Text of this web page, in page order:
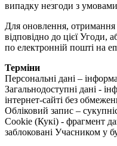
випадку незгоди з
Для оновлення, отримання
відповідно до цієї Угоди,
по електронній пошті на
Терміни
Персональні дані –
Загальнодоступні дані -
інтернет-сайті без
Обліковий запис –
Cookie (Кукі) - фрагмент
заблоковані Учасником у